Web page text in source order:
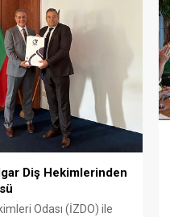
Diş Hekimlerinden
Odası (İZDO) ile